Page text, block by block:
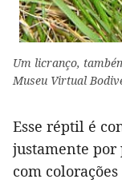
Um licranço,
Museu Virtual
Esse réptil é
justamente por
com